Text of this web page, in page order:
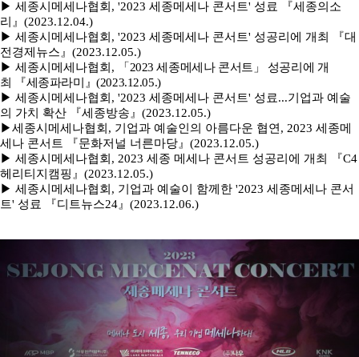
▶ 세종시메세나협회, '2023 세종메세나 콘서트' 성료
『세종의소
리』(2023.12.04.)
▶ 세종시메세나협회, '2023 세종메세나 콘서트' 성공리에 개최
『대
전경제뉴스』(2023.12.05.)
▶ 세종시메세나협회,
「2023 세종메세나 콘서트」 성공리에 개
최 『세종파라미』(2023.12.05.)
▶ 세종시메세나협회, '2023 세종메세나 콘서트' 성료...기업과 예술
의 가치 확산 『세종방송』(2023.12.05.)
▶세종시메세나협회, 기업과 예술인의 아름다운 협연, 2023 세종메
세나 콘서트
『문화저널 너른마당』(2023.12.05.)
▶ 세종시메세나협회, 2023 세종 메세나 콘서트 성공리에 개최
『C4
헤리티지캠핑』(2023.12.05.)
▶ 세종시메세나협회, 기업과 예술이 함께한 '2023 세종메세나 콘서
트' 성료
『디트뉴스24』(2023.12.06.)